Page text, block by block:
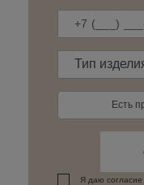
Есть
Я даю согласие